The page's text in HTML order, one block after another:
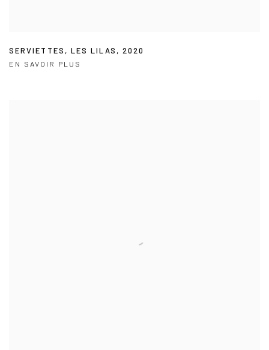
SERVIETTES , LES LILAS , 2020
EN SAVOIR PLUS